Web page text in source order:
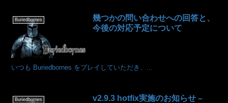
Buriedbornes
幾つかの問い合わせへの回答と、
今後の対応予定について
いつも Buriedbornes をプレイしていただき、...
Buriedbornes
v2.9.3 hotfix実施のお知らせ –